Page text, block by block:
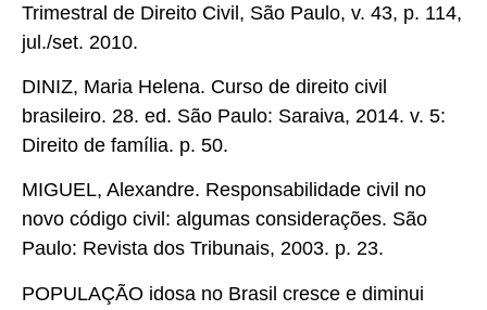
Trimestral de Direito Civil, São Paulo, v. 43, p. 114,
jul./set. 2010.
DINIZ, Maria Helena. Curso de direito civil
brasileiro. 28. ed. São Paulo: Saraiva, 2014. v. 5:
Direito de família. p. 50.
MIGUEL, Alexandre. Responsabilidade civil no
novo código civil: algumas considerações. São
Paulo: Revista dos Tribunais, 2003. p. 23.
POPULAÇÃO idosa no Brasil cresce e diminui